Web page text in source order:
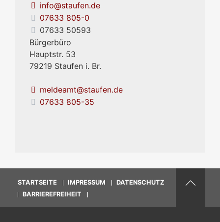
info@staufen.de
07633 805-0
07633 50593
Bürgerbüro
Hauptstr. 53
79219 Staufen i. Br.
meldeamt@staufen.de
07633 805-35
STARTSEITE IMPRESSUM
DATENSCHUTZ
BARRIEREFREIHEIT